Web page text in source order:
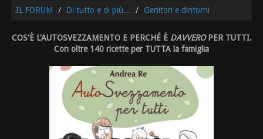
IL FORUM Di tutto e di più... Genitori e dintorni
COS'È L'AUTOSVEZZAMENTO E PERCHÉ È DAVVEROPER TUTTI.
Con oltre 140 ricette per TUTTA la famiglia